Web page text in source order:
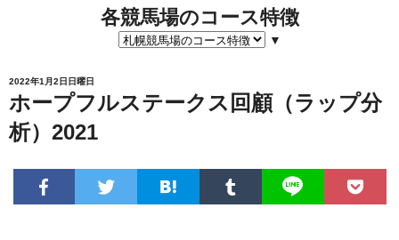
各競馬場のコース特徴
▼
2022年1月2日日曜日
ホープフルステークス回顧（ラップ分
析）2021